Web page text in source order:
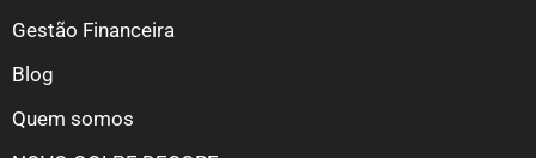
Gestão Financeira
Blog
Quem somos